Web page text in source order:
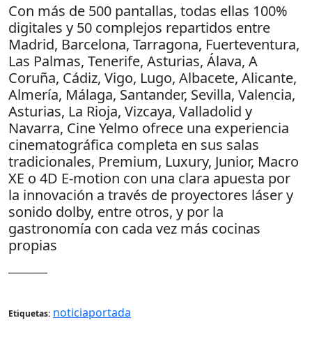
Con más de 500 pantallas, todas ellas 100%
digitales y 50 complejos repartidos entre
Madrid, Barcelona, Tarragona, Fuerteventura,
Las Palmas, Tenerife, Asturias, Álava, A
Coruña, Cádiz, Vigo, Lugo, Albacete, Alicante,
Almería, Málaga, Santander, Sevilla, Valencia,
Asturias, La Rioja, Vizcaya, Valladolid y
Navarra, Cine Yelmo ofrece una experiencia
cinematográfica completa en sus salas
tradicionales, Premium, Luxury, Junior, Macro
XE o 4D E-motion con una clara apuesta por
la innovación a través de proyectores láser y
sonido dolby, entre otros, y por la
gastronomía con cada vez más cocinas
propias
Etiquetas: noticiaportada